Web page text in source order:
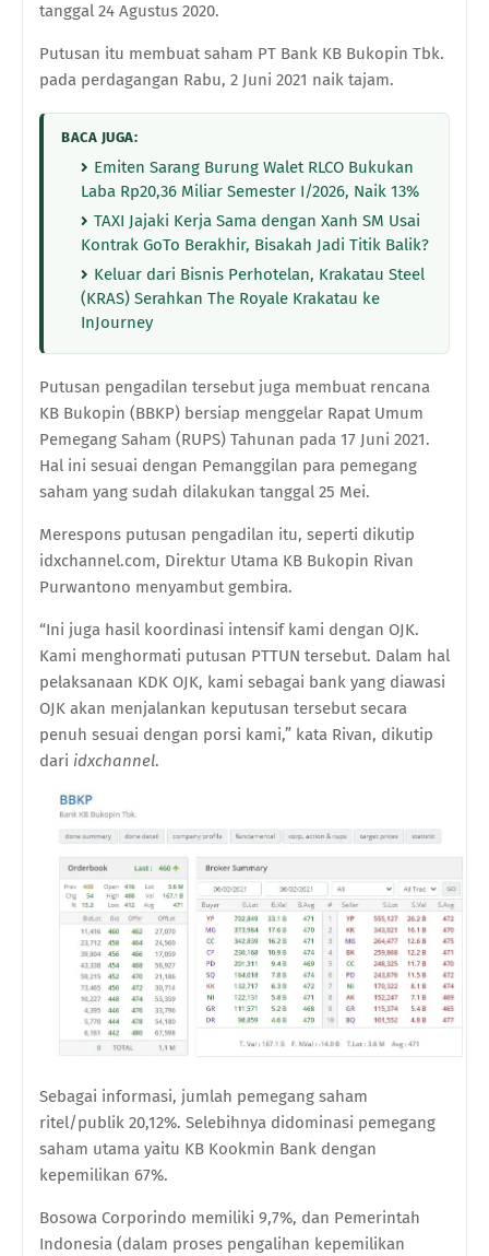
tanggal 24 Agustus 2020.
Putusan itu membuat saham PT Bank KB Bukopin Tbk.
pada perdagangan Rabu, 2 Juni 2021 naik tajam.
BACA JUGA:
Emiten Sarang Burung Walet RLCO Bukukan
Laba Rp20,36 Miliar Semester I/2026, Naik 13%
TAXI Jajaki Kerja Sama dengan Xanh SM Usai
Kontrak GoTo Berakhir, Bisakah Jadi Titik Balik?
Keluar dari Bisnis Perhotelan, Krakatau Steel
(KRAS) Serahkan The Royale Krakatau ke
InJourney
Putusan pengadilan tersebut juga membuat rencana
KB Bukopin (BBKP) bersiap menggelar Rapat Umum
Pemegang Saham (RUPS) Tahunan pada 17 Juni 2021.
Hal ini sesuai dengan Pemanggilan para pemegang
saham yang sudah dilakukan tanggal 25 Mei.
Merespons putusan pengadilan itu, seperti dikutip
idxchannel.com, Direktur Utama KB Bukopin Rivan
Purwantono menyambut gembira.
“Ini juga hasil koordinasi intensif kami dengan OJK.
Kami menghormati putusan PTTUN tersebut. Dalam hal
pelaksanaan KDK OJK, kami sebagai bank yang diawasi
OJK akan menjalankan keputusan tersebut secara
penuh sesuai dengan porsi kami,” kata Rivan, dikutip
dari idxchannel.
Sebagai informasi, jumlah pemegang saham
ritel/publik 20,12%. Selebihnya didominasi pemegang
saham utama yaitu KB Kookmin Bank dengan
kepemilikan 67%.
Bosowa Corporindo memiliki 9,7%, dan Pemerintah
Indonesia (dalam proses pengalihan kepemilikan